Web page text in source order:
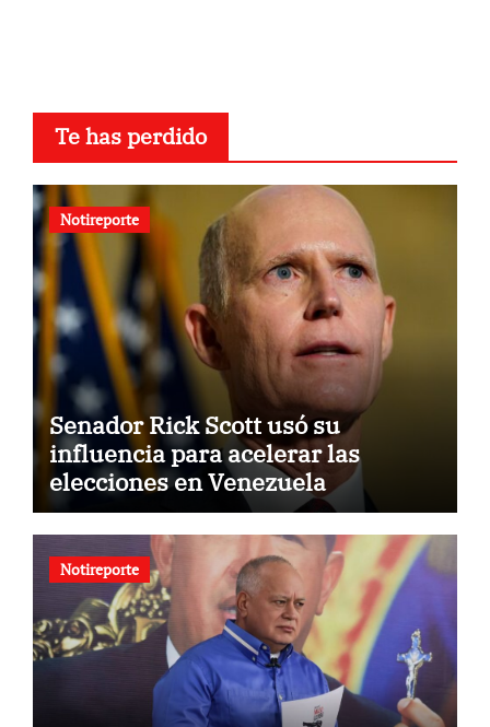
Te has perdido
Notireporte
Senador Rick Scott usó su
influencia para acelerar las
elecciones en Venezuela
Notireporte